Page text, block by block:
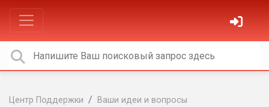
Центр Поддержки
Ваши идеи и вопросы